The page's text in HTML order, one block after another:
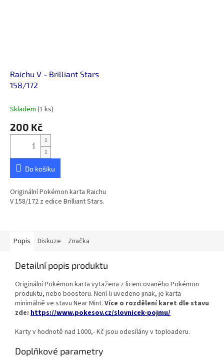
Raichu V - Brilliant Stars
158/172
Skladem (1 ks)
200 Kč
Do košíku
Originální Pokémon karta Raichu
V 158/172 z edice Brilliant Stars.
Popis Diskuze Značka
Detailní popis produktu
Originální Pokémon karta vytažena z licencovaného Pokémon
produktu, nebo boosteru. Není-li uvedeno jinak, je karta
minimálně ve stavu Near Mint. Více o rozdělení karet dle stavu
zde: https://www.pokesov.cz/slovnicek-pojmu/
Karty v hodnotě nad 1000,- Kč jsou odesílány v toploaderu.
Doplňkové parametry